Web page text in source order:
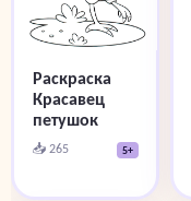
Раскраска
Красавец
петушок
📥 265 5+